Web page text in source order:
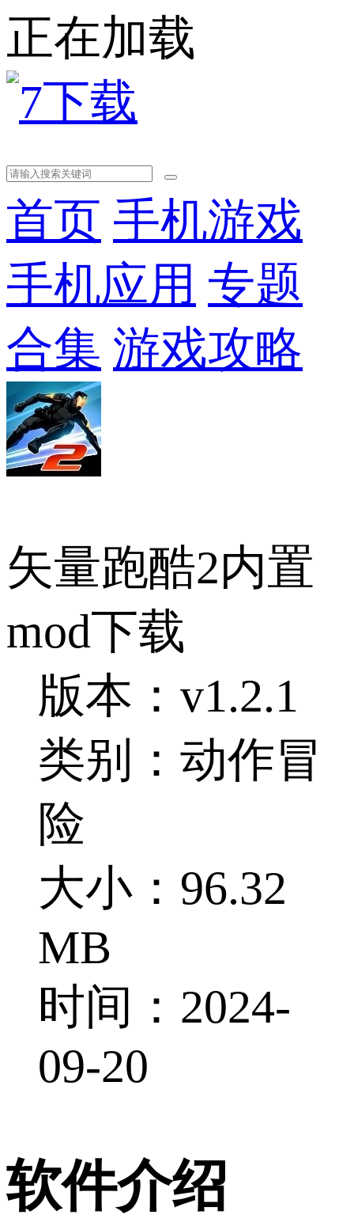
正在加载
首页 手机游戏
手机应用 专题
合集 游戏攻略
矢量跑酷2内置
mod下载
版本：v1.2.1
类别：动作冒
险
大小：96.32
MB
时间：2024-
09-20
软件介绍